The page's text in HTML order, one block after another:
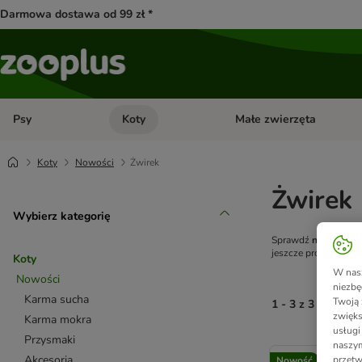
Darmowa dostawa od 99 zł *
Psy Otwórz menu kategorii: Psy
Koty Otwórz menu kategorii: Koty
Małe zwierzęta
Koty Nowości Żwirek
Wybierz kategorię
Koty
Nowości
Karma sucha
Karma mokra
Przysmaki
Żwirek
Sprawdź nowości
jeszcze prostsze!
1 - 3 z 3
product items
W
Twoją